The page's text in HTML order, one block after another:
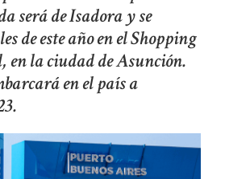
será de Isadora y se
de este año en el Shopping
la ciudad de Asunción.
en el país a